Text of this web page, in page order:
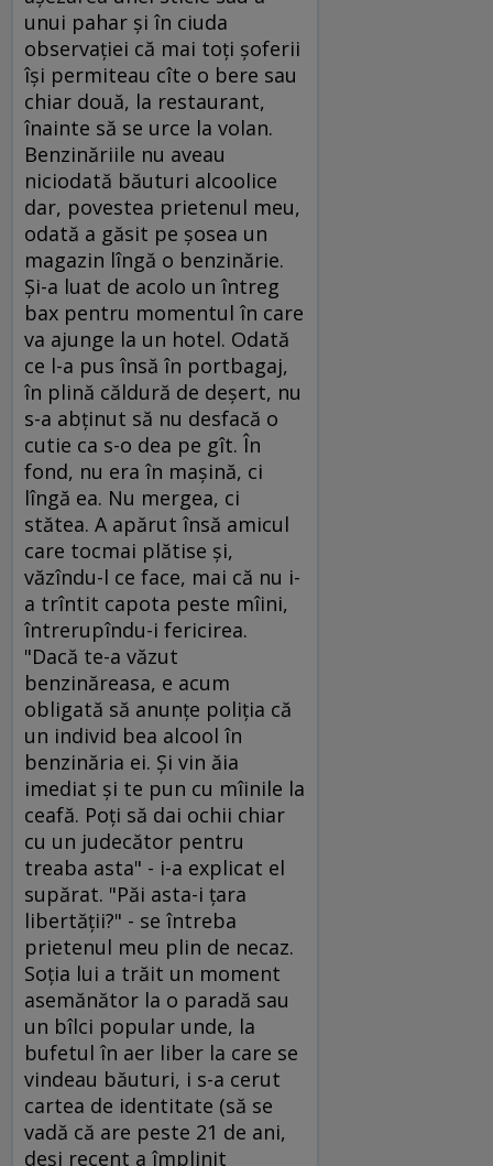
unui pahar şi în ciuda
observaţiei că mai toţi şoferii
îşi permiteau cîte o bere sau
chiar două, la restaurant,
înainte să se urce la volan.
Benzinăriile nu aveau
niciodată băuturi alcoolice
dar, povestea prietenul meu,
odată a găsit pe şosea un
magazin lîngă o benzinărie.
Şi-a luat de acolo un întreg
bax pentru momentul în care
va ajunge la un hotel. Odată
ce l-a pus însă în portbagaj,
în plină căldură de deşert, nu
s-a abţinut să nu desfacă o
cutie ca s-o dea pe gît. În
fond, nu era în maşină, ci
lîngă ea. Nu mergea, ci
stătea. A apărut însă amicul
care tocmai plătise şi,
văzîndu-l ce face, mai că nu i-
a trîntit capota peste mîini,
întrerupîndu-i fericirea.
"Dacă te-a văzut
benzinăreasa, e acum
obligată să anunţe poliţia că
un individ bea alcool în
benzinăria ei. Şi vin ăia
imediat şi te pun cu mîinile la
ceafă. Poţi să dai ochii chiar
cu un judecător pentru
treaba asta" - i-a explicat el
supărat. "Păi asta-i ţara
libertăţii?" - se întreba
prietenul meu plin de necaz.
Soţia lui a trăit un moment
asemănător la o paradă sau
un bîlci popular unde, la
bufetul în aer liber la care se
vindeau băuturi, i s-a cerut
cartea de identitate (să se
vadă că are peste 21 de ani,
deşi recent a împlinit